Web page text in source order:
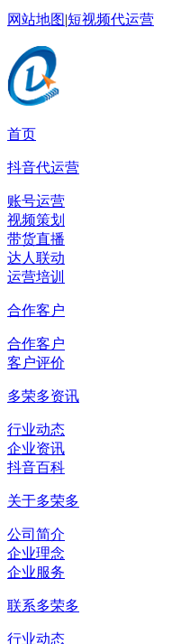
网站地图|短视频代运营
首页
抖音代运营
账号运营
视频策划
带货直播
达人联动
运营培训
合作客户
合作客户
客户评价
多荣多资讯
行业动态
企业资讯
抖音百科
关于多荣多
公司简介
企业理念
企业服务
联系多荣多
行业动态